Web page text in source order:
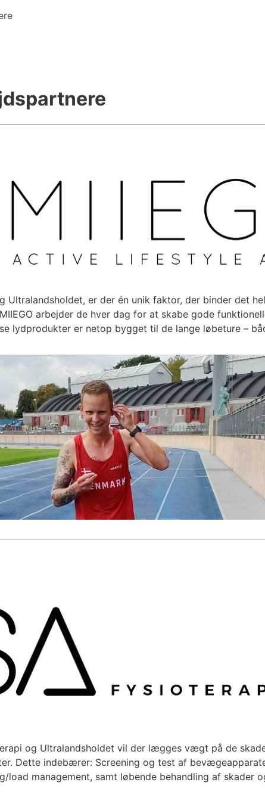
Ultralandsholdet, er der én unik faktor, der binder det
arbejder de hver dag for at skabe gode
lydprodukter er netop bygget til de lange løbeture –
og Ultralandsholdet vil der lægges vægt på de
Dette indebærer: Screening og test af
load management, samt løbende behandling af skader